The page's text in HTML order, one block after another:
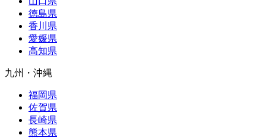
徳島県
香川県
愛媛県
高知県
九州・沖縄
福岡県
佐賀県
長崎県
熊本県